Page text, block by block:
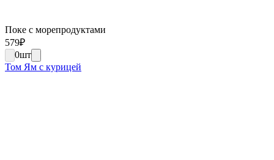
Поке с морепродуктами
579₽
0шт
Том Ям с курицей